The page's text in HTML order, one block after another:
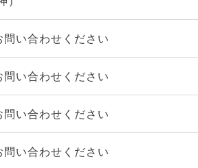
問い合わせください
問い合わせください
問い合わせください
問い合わせください